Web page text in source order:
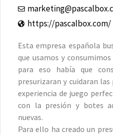
https://pascalbox.com/
Esta empresa española
que usamos y
para eso había que
presurizaran y cuidaran
experiencia de juego
con la presión y botes
nuevas.
Para ello ha creado un